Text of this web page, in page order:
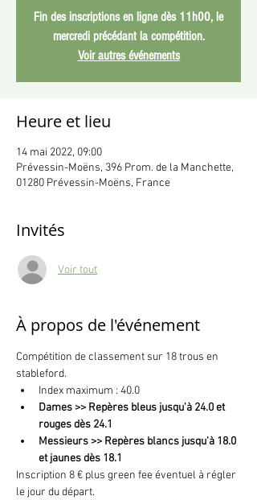
Fin des inscriptions en ligne dès 11h00, le
mercredi précédant la compétition.
Voir autres événements
Heure et lieu
14 mai 2022, 09:00
Prévessin-Moëns, 396 Prom. de la Manchette,
01280 Prévessin-Moëns, France
Invités
Voir tout
À propos de l'événement
Compétition de classement sur 18 trous en
stableford.
Index maximum : 40.0
Dames >> Repères bleus jusqu'à 24.0 et
rouges dès 24.1
Messieurs >> Repères blancs jusqu'à 18.0
et jaunes dès 18.1
Inscription 8 € plus green fee éventuel à régler
le jour du départ.